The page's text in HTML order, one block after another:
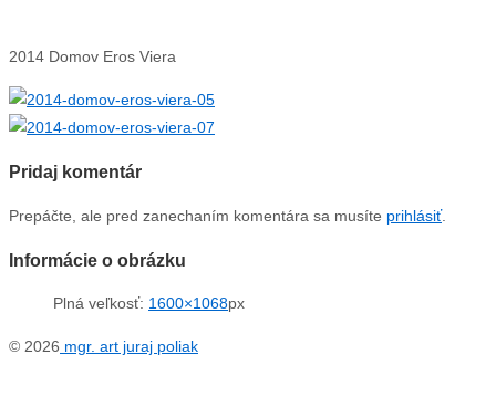
2014 Domov Eros Viera
Pridaj komentár
Prepáčte, ale pred zanechaním komentára sa musíte prihlásiť.
Informácie o obrázku
Plná veľkosť: 1600×1068px
© 2026 mgr. art juraj poliak